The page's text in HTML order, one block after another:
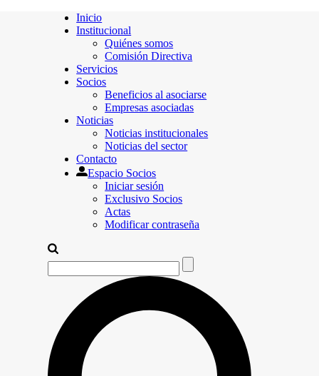
Inicio
Institucional
Quiénes somos
Comisión Directiva
Servicios
Socios
Beneficios al asociarse
Empresas asociadas
Noticias
Noticias institucionales
Noticias del sector
Contacto
Espacio Socios
Iniciar sesión
Exclusivo Socios
Actas
Modificar contraseña